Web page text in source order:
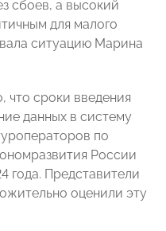
сбоев, а высокий
для малого
ситуацию Марина
что сроки введения
данных в систему
по
России
года. Представители
оценили эту